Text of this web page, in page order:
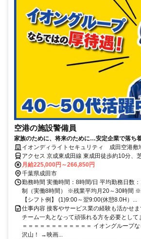
空港の施設警備員
家族のために、将来のために…安定企業で落ち
ゼロからの正社員デビュー”を応援します！
イオンディライトセキュリティ 成田空港敷
アクセス 京成東成田線 東成田徒歩約10分、
分、連絡バス 成田空港第２ターミナル徒歩約
月給225,000円～266,850円
千葉県成田市
勤務時間 実働時間：8時間/日 平均勤務日数
制（実働8時間） ※残業平均月20～30時間
【シフト例】 (1)9:00～翌9:00(休憩8.0H）...
仕事内容 接客やサービス業の経験も活かせま
チーム一丸となって頑張れる方を必要として
＝＝＝＝＝＝＝＝＝＝＝＝ イオングループ
沢山！ →映画...